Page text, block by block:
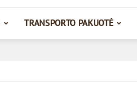
TRANSPORTO PAKUOTĖ